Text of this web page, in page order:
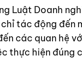
Luật Doanh
tác động đến
các quan hệ
thực hiện đúng